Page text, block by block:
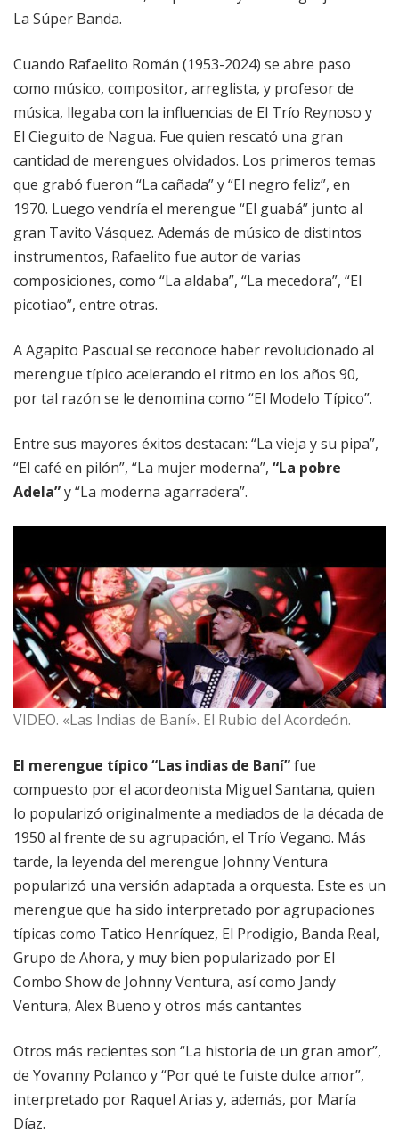
La Súper Banda.
Cuando Rafaelito Román (1953-2024) se abre paso
como músico, compositor, arreglista, y profesor de
música, llegaba con la influencias de El Trío Reynoso y
El Cieguito de Nagua. Fue quien rescató una gran
cantidad de merengues olvidados. Los primeros temas
que grabó fueron “La cañada” y “El negro feliz”, en
1970. Luego vendría el merengue “El guabá” junto al
gran Tavito Vásquez. Además de músico de distintos
instrumentos, Rafaelito fue autor de varias
composiciones, como “La aldaba”, “La mecedora”, “El
picotiao”, entre otras.
A Agapito Pascual se reconoce haber revolucionado al
merengue típico acelerando el ritmo en los años 90,
por tal razón se le denomina como “El Modelo Típico”.
Entre sus mayores éxitos destacan: “La vieja y su pipa”,
“El café en pilón”, “La mujer moderna”, “La pobre
Adela”y “La moderna agarradera”.
VIDEO. «Las Indias de Baní». El Rubio del Acordeón.
El merengue típico “Las indias de Baní”fue
compuesto por el acordeonista Miguel Santana, quien
lo popularizó originalmente a mediados de la década de
1950 al frente de su agrupación, el Trío Vegano. Más
tarde, la leyenda del merengue Johnny Ventura
popularizó una versión adaptada a orquesta. Este es un
merengue que ha sido interpretado por agrupaciones
típicas como Tatico Henríquez, El Prodigio, Banda Real,
Grupo de Ahora, y muy bien popularizado por El
Combo Show de Johnny Ventura, así como Jandy
Ventura, Alex Bueno y otros más cantantes
Otros más recientes son “La historia de un gran amor”,
de Yovanny Polanco y “Por qué te fuiste dulce amor”,
interpretado por Raquel Arias y, además, por María
Díaz.